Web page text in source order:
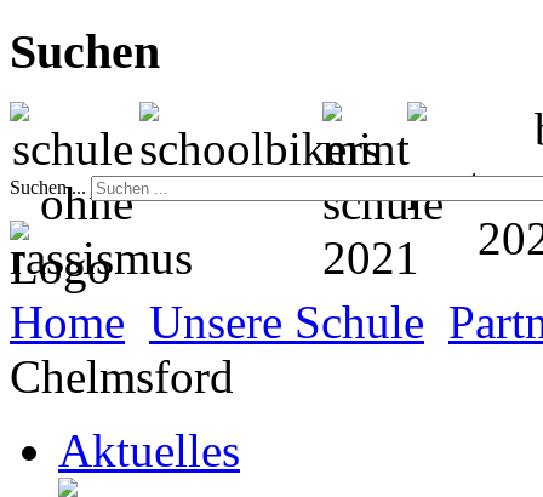
Suchen
Suchen ...
Home Unsere Schule
Chelmsford
Aktuelles